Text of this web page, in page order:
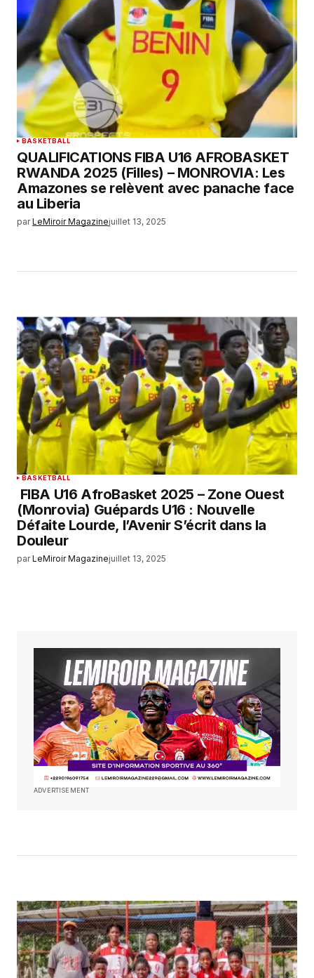
BASKETBALL
QUALIFICATIONS FIBA U16 AFROBASKET
RWANDA 2025 (Filles) – MONROVIA: Les
Amazones se relèvent avec panache face
au Liberia
par LeMiroir Magazinejuillet 13, 2025
BASKETBALL
FIBA U16 AfroBasket 2025 – Zone Ouest
(Monrovia) Guépards U16 : Nouvelle
Défaite Lourde, l’Avenir S’écrit dans la
Douleur
par LeMiroir Magazinejuillet 13, 2025
ADVERTISEMENT